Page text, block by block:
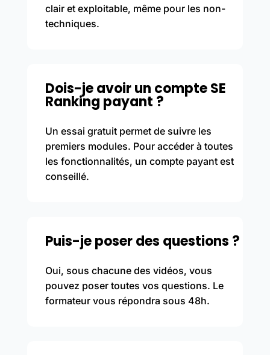
clair et exploitable, même pour les non-
techniques.
Dois-je avoir un compte SE
Ranking payant ?
Un essai gratuit permet de suivre les
premiers modules. Pour accéder à toutes
les fonctionnalités, un compte payant est
conseillé.
Puis-je poser des questions ?
Oui, sous chacune des vidéos, vous
pouvez poser toutes vos questions. Le
formateur vous répondra sous 48h.